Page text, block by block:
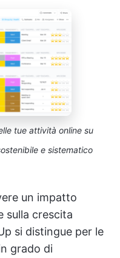
tue attività online su
e sistematico
un impatto
sulla crescita
si distingue per le
grado di